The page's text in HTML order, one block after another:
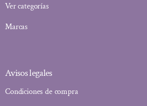
Ver categorías
Marcas
Avisos legales
Condiciones de compra